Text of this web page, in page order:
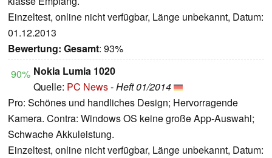
Einzeltest, online nicht verfügbar, Länge unbekannt, Datum:
01.12.2013
Bewertung: Gesamt: 93%
90% Nokia Lumia 1020
Quelle: PC News-Heft 01/2014
Pro: Schönes und handliches Design; Hervorragende
Kamera. Contra: Windows OS keine große App-Auswahl;
Schwache Akkuleistung.
Einzeltest, online nicht verfügbar, Länge unbekannt, Datum: